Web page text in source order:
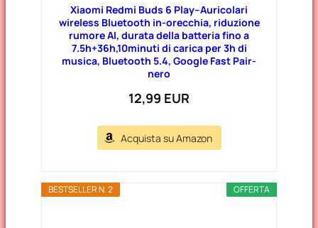
Xiaomi Redmi Buds 6 Play–Auricolari
wireless Bluetooth in-orecchia, riduzione
rumore AI, durata della batteria fino a
7.5h+36h,10minuti di carica per 3h di
musica, Bluetooth 5.4, Google Fast Pair-
nero
12,99 EUR
Acquista su Amazon
OFFERTA
BESTSELLER N. 2